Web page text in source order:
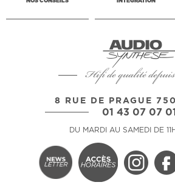
Hifi de qualité depuis
8 RUE DE PRAGUE
01 43 07 07 01
DU MARDI AU SAMEDI DE